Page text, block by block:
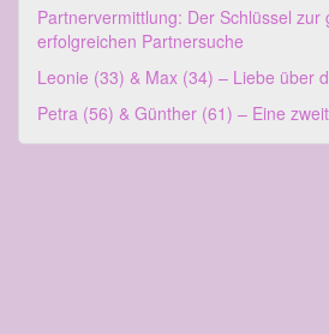
Partnervermittlung: Der Schlüssel zur
erfolgreichen Partnersuche
Leonie (33) & Max (34) – Liebe über
Petra (56) & Günther (61) – Eine